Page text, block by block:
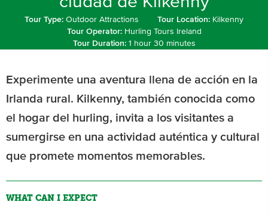
Tour Type: Outdoor Attractions Tour Location: Kilkenny
Tour Operator: Hurling Tours Ireland
Tour Duration: 1 hour 30 minutes
Experimente una aventura llena de acción en la
Irlanda rural. Kilkenny, también conocida como
el hogar del hurling, invita a los visitantes a
sumergirse en una actividad auténtica y cultural
que promete momentos memorables.
WHAT CAN I EXPECT